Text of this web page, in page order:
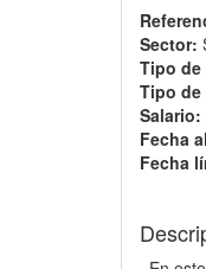
Sector:
Tipo
Tipo de
Salario:
Fecha
Fecha